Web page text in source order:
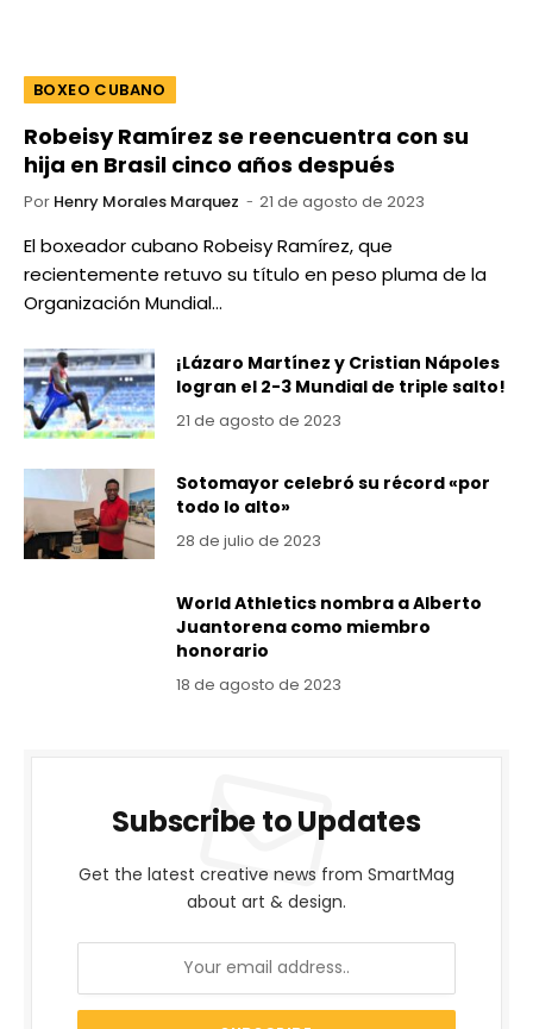
BOXEO CUBANO
Robeisy Ramírez se reencuentra con su
hija en Brasil cinco años después
Por Henry Morales Marquez 21 de agosto de 2023
El boxeador cubano Robeisy Ramírez, que
recientemente retuvo su título en peso pluma de la
Organización Mundial…
¡Lázaro Martínez y Cristian Nápoles
logran el 2-3 Mundial de triple salto!
21 de agosto de 2023
Sotomayor celebró su récord «por
todo lo alto»
28 de julio de 2023
World Athletics nombra a Alberto
Juantorena como miembro
honorario
18 de agosto de 2023
Subscribe to Updates
Get the latest creative news from SmartMag
about art & design.